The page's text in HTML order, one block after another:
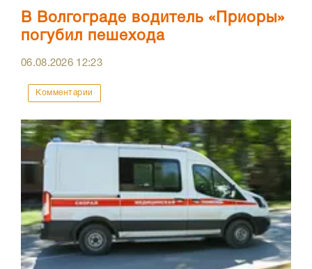
В Волгограде водитель «Приоры»
погубил пешехода
06.08.2026 12:23
Комментарии